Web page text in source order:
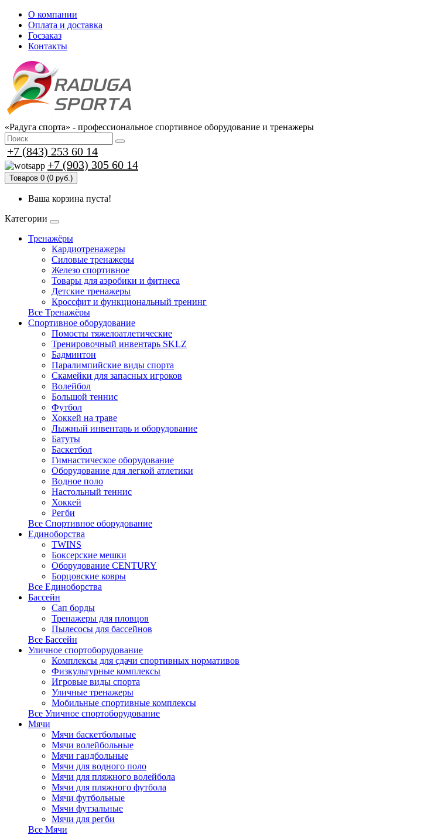
О компании
Оплата и доставка
Госзаказ
Контакты
«Радуга спорта» - профессиональное спортивное оборудование и тренажеры
+7 (843) 253 60 14
+7 (903) 305 60 14
Товаров 0 (0 руб.)
Ваша корзина пуста!
Категории
Тренажёры
Кардиотренажеры
Силовые тренажеры
Железо спортивное
Товары для аэробики и фитнеса
Детские тренажеры
Кроссфит и функциональный тренинг
Все Тренажёры
Спортивное оборудование
Помосты тяжелоатлетические
Тренировочный инвентарь SKLZ
Бадминтон
Паралимпийские виды спорта
Скамейки для запасных игроков
Волейбол
Большой теннис
Футбол
Хоккей на траве
Лыжный инвентарь и оборудование
Батуты
Баскетбол
Гимнастическое оборудование
Оборудование для легкой атлетики
Водное поло
Настольный теннис
Хоккей
Регби
Все Спортивное оборудование
Единоборства
TWINS
Боксерские мешки
Оборудование CENTURY
Борцовские ковры
Все Единоборства
Бассейн
Сап борды
Тренажеры для пловцов
Пылесосы для бассейнов
Все Бассейн
Уличное спортоборудование
Комплексы для сдачи спортивных нормативов
Физкультурные комплексы
Игровые виды спорта
Уличные тренажеры
Мобильные спортивные комплексы
Все Уличное спортоборудование
Мячи
Мячи баскетбольные
Мячи волейбольные
Мячи гандбольные
Мячи для водного поло
Мячи для пляжного волейбола
Мячи для пляжного футбола
Мячи футбольные
Мячи футзальные
Мячи для регби
Все Мячи